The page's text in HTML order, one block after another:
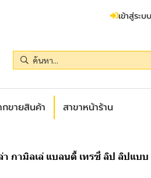
เข้าสู่ระบบ
กขายสินค้า สาขาหน้าร้าน
กามิลเล่ แบลนดี้ เทรซี่ ลิป ลิปแบบ